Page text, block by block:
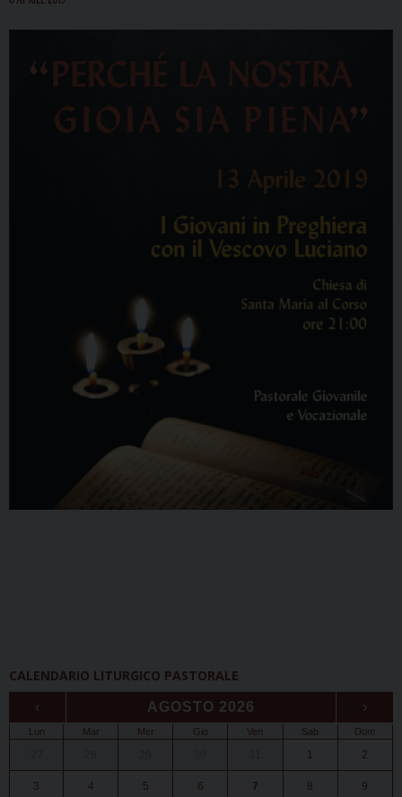
CALENDARIO LITURGICO PASTORALE
‹ AGOSTO 2026 ›
Lun Mar Mer Gio Ven Sab Dom
1 2
3 4 5 6 7 8 9